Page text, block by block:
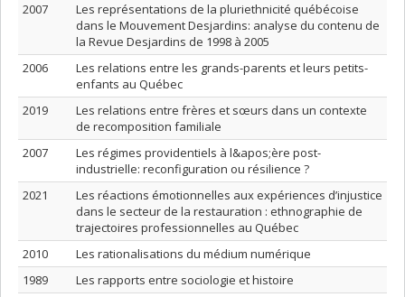
2007
Les représentations de la pluriethnicité québécoise
dans le Mouvement Desjardins: analyse du contenu de
la Revue Desjardins de 1998 à 2005
2006
Les relations entre les grands-parents et leurs petits-
enfants au Québec
2019
Les relations entre frères et sœurs dans un contexte
de recomposition familiale
2007
Les régimes providentiels à l&apos;ère post-
industrielle: reconfiguration ou résilience ?
2021
Les réactions émotionnelles aux expériences d’injustice
dans le secteur de la restauration : ethnographie de
trajectoires professionnelles au Québec
2010
Les rationalisations du médium numérique
1989
Les rapports entre sociologie et histoire